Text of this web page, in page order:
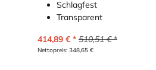
Schlagfest
Transparent
414,89€ 510,51€
Nettopreis: 348,65€